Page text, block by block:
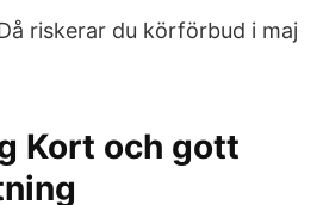
riskerar du körförbud i maj
Kort och gott